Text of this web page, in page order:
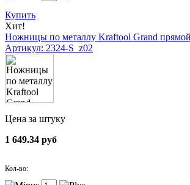
Купить
Хит!
Ножницы по металлу Kraftool Grand
Артикул: 2324-S_z02
Цена за штуку
1 649.34 руб
Кол-во: